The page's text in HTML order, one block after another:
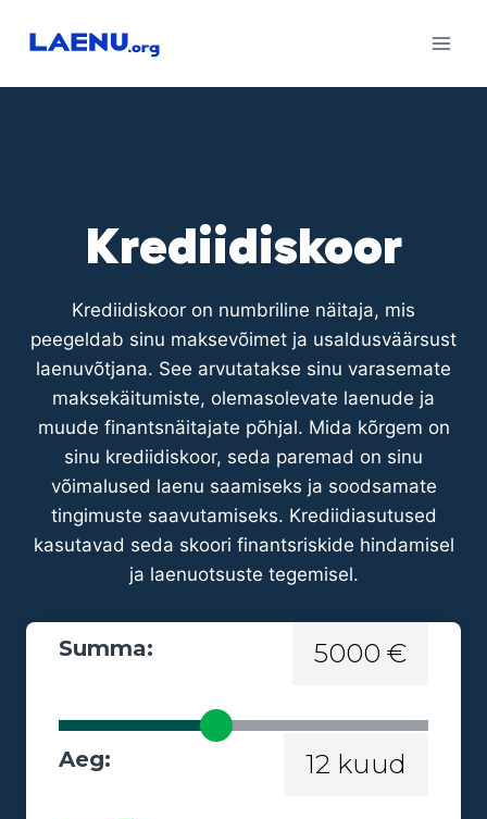
Krediidiskoor
Krediidiskoor on numbriline näitaja, mis
peegeldab sinu maksevõimet ja usaldusväärsust
laenuvõtjana. See arvutatakse sinu varasemate
maksekäitumiste, olemasolevate laenude ja
muude finantsnäitajate põhjal. Mida kõrgem on
sinu krediidiskoor, seda paremad on sinu
võimalused laenu saamiseks ja soodsamate
tingimuste saavutamiseks. Krediidiasutused
kasutavad seda skoori finantsriskide hindamisel
ja laenuotsuste tegemisel.
Summa: 5000 €
Aeg: 12 kuud